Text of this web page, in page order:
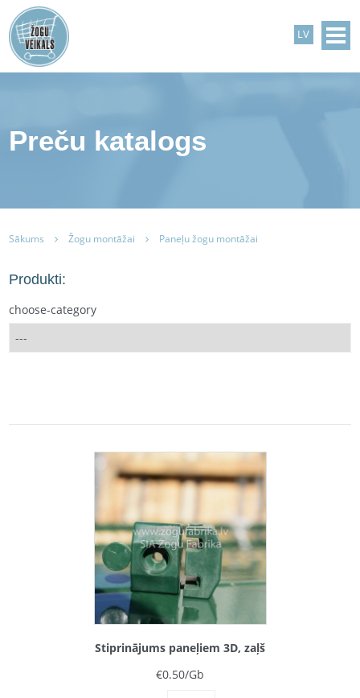
LV
Preču katalogs
Sākums Žogu montāžai Paneļu žogu montāžai
Produkti:
choose-category
Stiprinājums paneļiem 3D, zaļš
€0.50/Gb